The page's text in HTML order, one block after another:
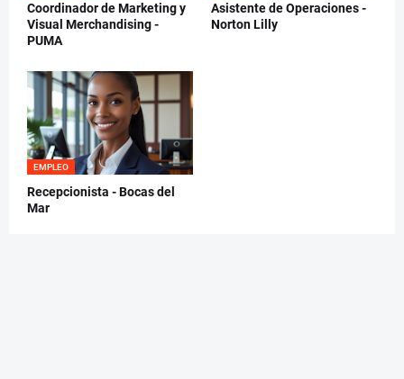
Coordinador de Marketing y
Visual Merchandising -
PUMA
Asistente de Operaciones -
Norton Lilly
EMPLEO
Recepcionista - Bocas del
Mar